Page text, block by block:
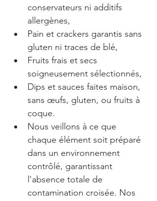
conservateurs ni additifs
allergènes,
Pain et crackers garantis sans
gluten ni traces de blé,
Fruits frais et secs
soigneusement sélectionnés,
Dips et sauces faites maison,
sans œufs, gluten, ou fruits à
coque.
Nous veillons à ce que
chaque élément soit préparé
dans un environnement
contrôlé, garantissant
l'absence totale de
contamination croisée. Nos